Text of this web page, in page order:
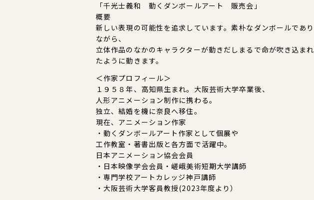
「千光士義和 動くダンボールアート 販売会」
概要
新しい表現の可能性を追求しています。素朴なダンボールであり
ながら、
立体作品のなかのキャラクターが動きだしまるで命が吹き込まれ
たように動きます。
＜作家プロフィール＞
１９５８年、高知県生まれ。大阪芸術大学卒業後、
人形アニメーション制作に携わる。
独立、結婚を機に奈良へ移住。
現在、アニメーション作家
・動くダンボールアート作家として個展や
工作教室・著書出版と各方面で活躍中。
日本アニメーション協会会員
・日本映像学会会員・嵯峨美術短期大学講師
・専門学校アートカレッジ神戸講師
・大阪芸術大学客員教授(2023年度より）